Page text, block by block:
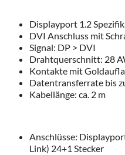
Displayport 1.2
DVI Anschluss mit
Signal: DP > DVI
Drahtquerschnitt: 28
Kontakte mit
Datentransferrate bis
Kabellänge: ca. 2 m
Anschlüsse:
Link) 24+1 Stecker